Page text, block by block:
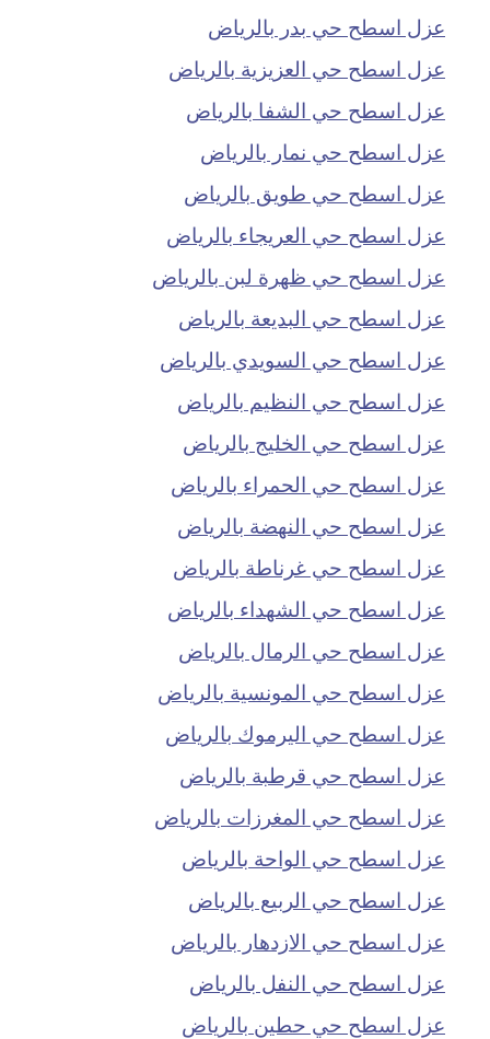
عزل اسطح حي بدر بالرياض
عزل اسطح حي العزيزية بالرياض
عزل اسطح حي الشفا بالرياض
عزل اسطح حي نمار بالرياض
عزل اسطح حي طويق بالرياض
عزل اسطح حي العريجاء بالرياض
عزل اسطح حي ظهرة لبن بالرياض
عزل اسطح حي البديعة بالرياض
عزل اسطح حي السويدي بالرياض
عزل اسطح حي النظيم بالرياض
عزل اسطح حي الخليج بالرياض
عزل اسطح حي الحمراء بالرياض
عزل اسطح حي النهضة بالرياض
عزل اسطح حي غرناطة بالرياض
عزل اسطح حي الشهداء بالرياض
عزل اسطح حي الرمال بالرياض
عزل اسطح حي المونسية بالرياض
عزل اسطح حي اليرموك بالرياض
عزل اسطح حي قرطبة بالرياض
عزل اسطح حي المغرزات بالرياض
عزل اسطح حي الواحة بالرياض
عزل اسطح حي الربيع بالرياض
عزل اسطح حي الازدهار بالرياض
عزل اسطح حي النفل بالرياض
عزل اسطح حي حطين بالرياض